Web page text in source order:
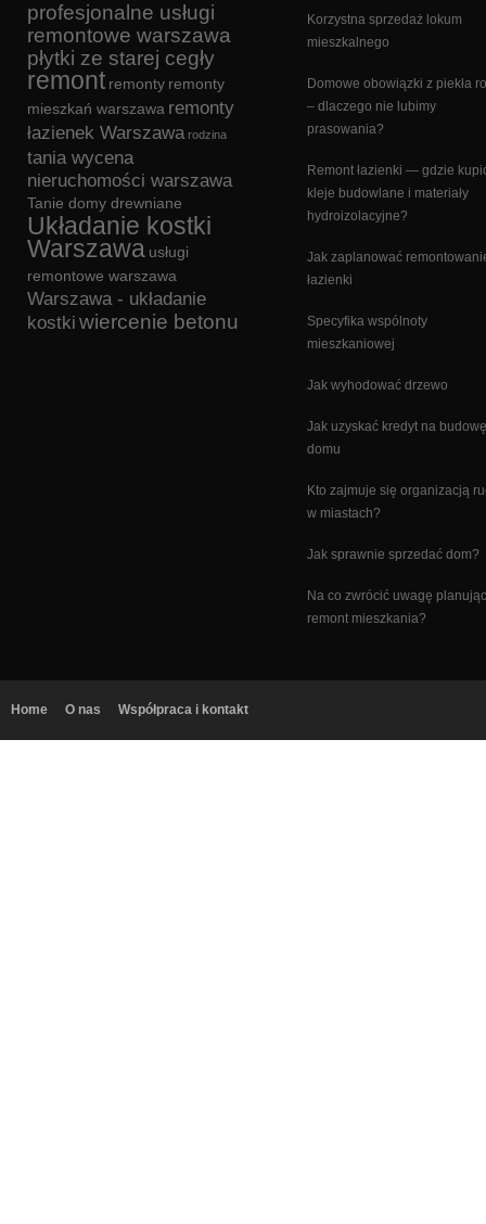
profesjonalne usługi
remontowe warszawa
płytki ze starej cegły
remont remonty remonty
mieszkań warszawa remonty
łazienek Warszawa rodzina
tania wycena
nieruchomości warszawa
Tanie domy drewniane
Układanie kostki
Warszawa usługi
remontowe warszawa
Warszawa - układanie
kostki wiercenie betonu
Korzystna sprzedaż lokum
mieszkalnego
Domowe obowiązki z piekła
– dlaczego nie lubimy
prasowania?
Remont łazienki — gdzie
kleje budowlane i materiały
hydroizolacyjne?
Jak zaplanować
łazienki
Specyfika wspólnoty
mieszkaniowej
Jak wyhodować drzewo
Jak uzyskać kredyt na budowę
domu
Kto zajmuje się organizacją
w miastach?
Jak sprawnie sprzedać dom?
Na co zwrócić uwagę planując
remont mieszkania?
Home O nas Współpraca i kontakt